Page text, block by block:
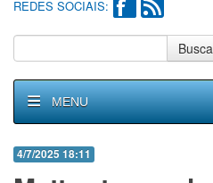
REDES SOCIAIS:
MENU
4/7/2025 18:11